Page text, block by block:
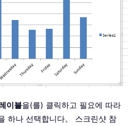
이블을(를) 클릭하고 필요에 따라
하나 선택합니다。 스크린샷 참